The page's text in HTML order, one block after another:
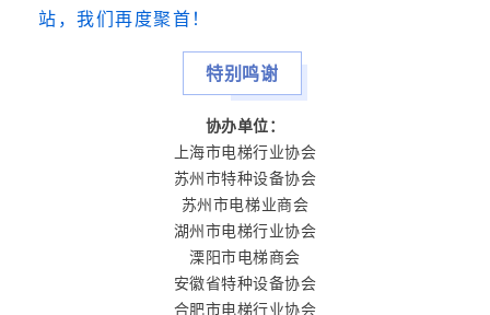
站，我们再度聚首！
特别鸣谢
协办单位：
上海市电梯行业协会
苏州市特种设备协会
苏州市电梯业商会
湖州市电梯行业协会
溧阳市电梯商会
安徽省特种设备协会
合肥市电梯行业协会